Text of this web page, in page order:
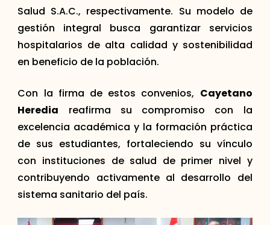
Salud S.A.C., respectivamente. Su modelo de
gestión integral busca garantizar servicios
hospitalarios de alta calidad y sostenibilidad
en beneficio de la población.
Con la firma de estos convenios, Cayetano
Heredia reafirma su compromiso con la
excelencia académica y la formación práctica
de sus estudiantes, fortaleciendo su vínculo
con instituciones de salud de primer nivel y
contribuyendo activamente al desarrollo del
sistema sanitario del país.